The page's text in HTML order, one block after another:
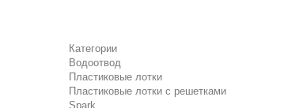
Категории
Водоотвод
Пластиковые лотки
Пластиковые лотки с решетками
Spark